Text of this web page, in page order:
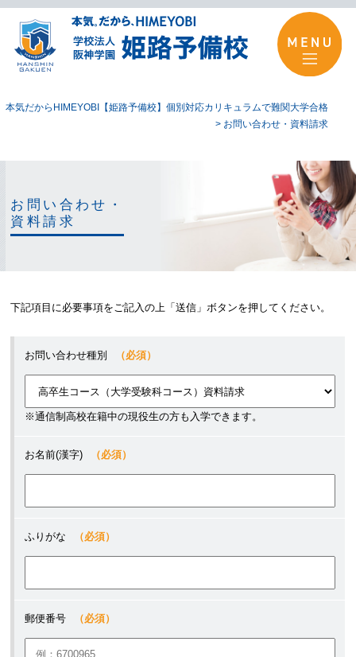
本気だからHIMEYOBI【姫路予備校】個別対応カリキュラムで難関大学合格
> お問い合わせ・資料請求
お問い合わせ・
資料請求
下記項目に必要事項をご記入の上「送信」ボタンを押してください。
お問い合わせ種別 （必須）
※通信制高校在籍中の現役生の方も入学できます。
お名前(漢字) （必須）
ふりがな （必須）
郵便番号 （必須）